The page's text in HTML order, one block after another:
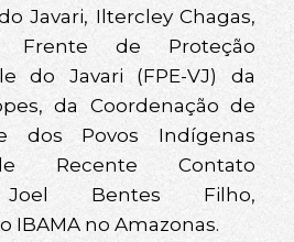
Javari, Iltercley Chagas,
Frente de Proteção
do Javari (FPE-VJ) da
da Coordenação de
dos Povos Indígenas
Recente Contato
Joel Bentes Filho,
no Amazonas.